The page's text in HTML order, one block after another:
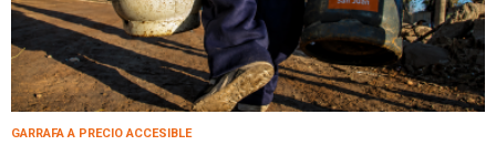
GARRAFA A PRECIO ACCESIBLE